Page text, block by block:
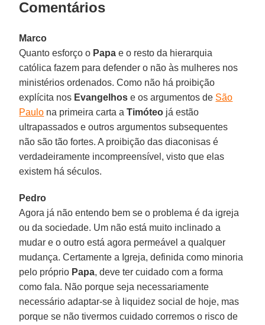
Comentários
Marco
Quanto esforço o Papa e o resto da hierarquia
católica fazem para defender o não às mulheres nos
ministérios ordenados. Como não há proibição
explícita nos Evangelhos e os argumentos de São
Paulo na primeira carta aTimóteo já estão
ultrapassados ​​e outros argumentos subsequentes
não são tão fortes. A proibição das diaconisas é
verdadeiramente incompreensível, visto que elas
existem há séculos.
Pedro
Agora já não entendo bem se o problema é da igreja
ou da sociedade. Um não está muito inclinado a
mudar e o outro está agora permeável a qualquer
mudança. Certamente a Igreja, definida como minoria
pelo próprio Papa, deve ter cuidado com a forma
como fala. Não porque seja necessariamente
necessário adaptar-se à liquidez social de hoje, mas
porque se não tivermos cuidado corremos o risco de